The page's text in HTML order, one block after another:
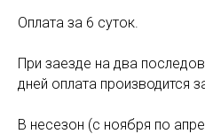
Оплата за 6 суток.
При заезде на два
дней оплата производится
В несезон (с ноября по